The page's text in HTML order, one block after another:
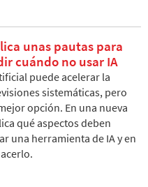
unas pautas para
cuándo no usar IA
puede acelerar la
sistemáticas, pero
opción. En una nueva
qué aspectos deben
una herramienta de IA y en